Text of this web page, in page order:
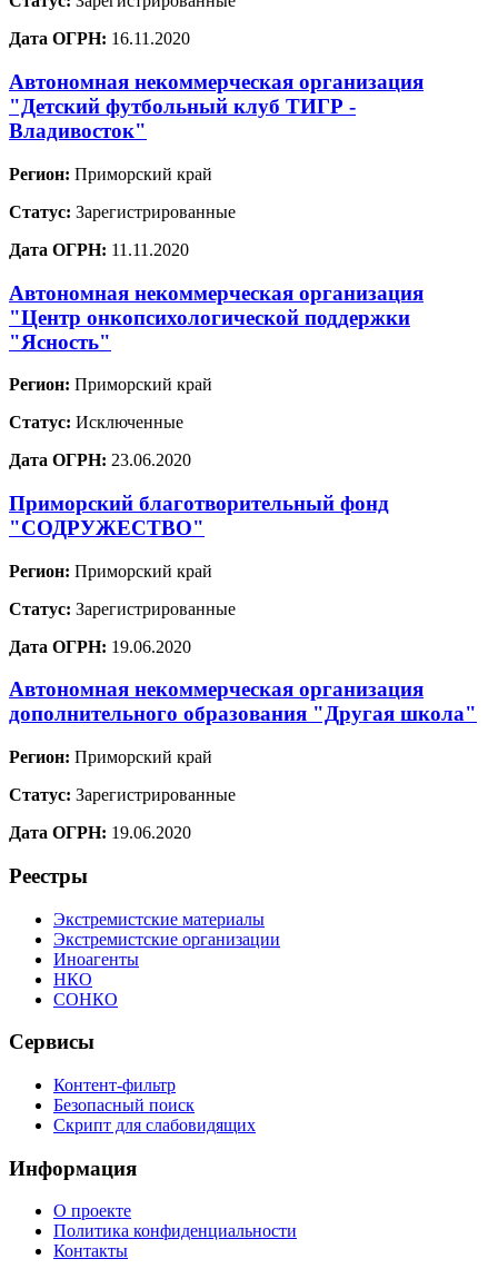
Дата ОГРН: 16.11.2020
Автономная некоммерческая организация
"Детский футбольный клуб ТИГР -
Владивосток"
Регион: Приморский край
Статус: Зарегистрированные
Дата ОГРН: 11.11.2020
Автономная некоммерческая организация
"Центр онкопсихологической поддержки
"Ясность"
Регион: Приморский край
Статус: Исключенные
Дата ОГРН: 23.06.2020
Приморский благотворительный фонд
"СОДРУЖЕСТВО"
Регион: Приморский край
Статус: Зарегистрированные
Дата ОГРН: 19.06.2020
Автономная некоммерческая организация
дополнительного образования "Другая школа"
Регион: Приморский край
Статус: Зарегистрированные
Дата ОГРН: 19.06.2020
Реестры
Экстремистские материалы
Экстремистские организации
Иноагенты
НКО
СОНКО
Сервисы
Контент-фильтр
Безопасный поиск
Скрипт для слабовидящих
Информация
О проекте
Политика конфиденциальности
Контакты